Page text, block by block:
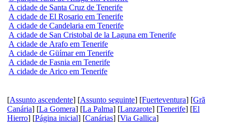
A cidade de Santa Cruz de Tenerife
A cidade de El Rosario em Tenerife
A cidade de Candelaria em Tenerife
A cidade de San Cristobal de la Laguna em Tenerife
A cidade de Arafo em Tenerife
A cidade de Güímar em Tenerife
A cidade de Fasnia em Tenerife
A cidade de Arico em Tenerife
[Assunto ascendente] [Assunto seguinte] [Fuerteventura] [Grã
Canária] [La Gomera] [La Palma] [Lanzarote] [Tenerife] [El
Hierro] [Página inicial] [Canárias] [Via Gallica]